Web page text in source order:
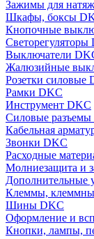
Зажимы для
Шкафы, боксы
Кнопочные
Светорегуляторы
Выключатели
Жалюзийные
Розетки силовые
Рамки DKC
Инструмент DKC
Силовые
Кабельная
Звонки DKC
Расходные
Молниезащита и
Дополнительные
Клеммы,
Шины DKC
Оформление и
Кнопки, лампы,